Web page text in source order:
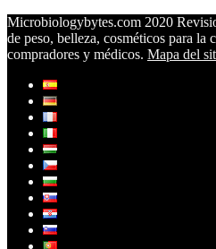
Microbiologybytes.com 2020
de peso, belleza, cosméticos para la
compradores y médicos. Mapa del